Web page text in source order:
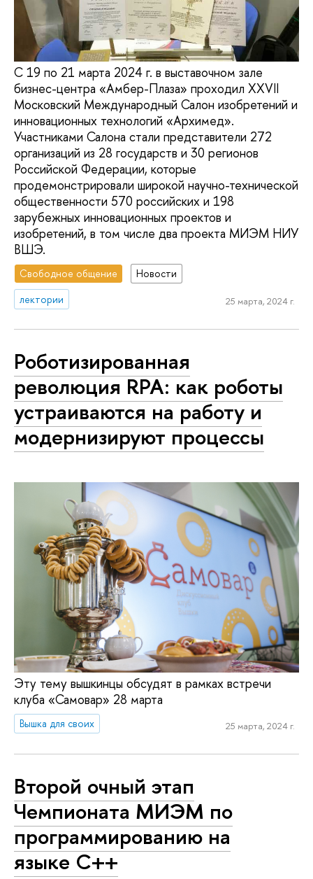
С 19 по 21 марта 2024 г. в выставочном зале
бизнес-центра «Амбер-Плаза» проходил XXVII
Московский Международный Салон изобретений и
инновационных технологий «Архимед».
Участниками Салона стали представители 272
организаций из 28 государств и 30 регионов
Российской Федерации, которые
продемонстрировали широкой научно-технической
общественности 570 российских и 198
зарубежных инновационных проектов и
изобретений, в том числе два проекта МИЭМ НИУ
ВШЭ.
Свободное общение
Новости
лектории
25 марта, 2024 г.
Роботизированная
революция RPA: как роботы
устраиваются на работу и
модернизируют процессы
Эту тему вышкинцы обсудят в рамках встречи
клуба «Самовар» 28 марта
Вышка для своих 25 марта, 2024 г.
Второй очный этап
Чемпионата МИЭМ по
программированию на
языке С++